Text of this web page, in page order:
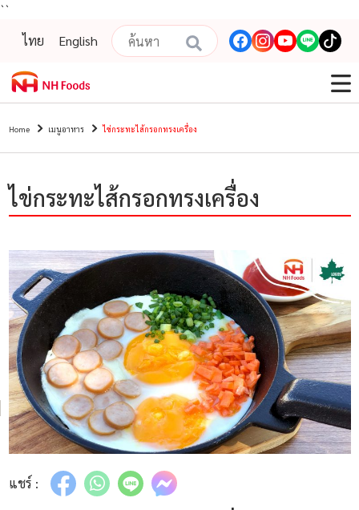
``
ไทย
English
Home เมนูอาหาร ไข่กระทะไส้กรอกทรงเครื่อง
ไข่กระทะไส้กรอกทรงเครื่อง
แชร์ :